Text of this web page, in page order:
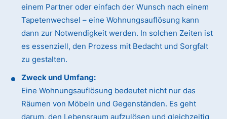
einem Partner oder einfach der Wunsch nach einem
Tapetenwechsel – eine Wohnungsauflösung kann
dann zur Notwendigkeit werden. In solchen Zeiten ist
es essenziell, den Prozess mit Bedacht und Sorgfalt
zu gestalten.
Zweck und Umfang:
Eine Wohnungsauflösung bedeutet nicht nur das
Räumen von Möbeln und Gegenständen. Es geht
darum, den Lebensraum aufzulösen und gleichzeitig